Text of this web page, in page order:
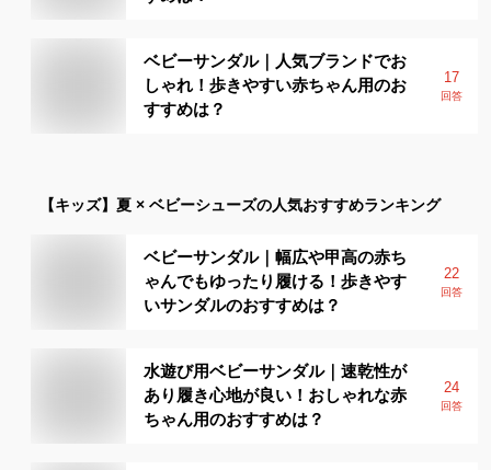
ベビーサンダル｜人気ブランドでお
しゃれ！歩きやすい赤ちゃん用のお
すすめは？
17
回答
【キッズ】 夏 × ベビーシューズの人気おすすめランキング
ベビーサンダル｜幅広や甲高の赤ち
ゃんでもゆったり履ける！歩きやす
いサンダルのおすすめは？
22
回答
水遊び用ベビーサンダル｜速乾性が
あり履き心地が良い！おしゃれな赤
ちゃん用のおすすめは？
24
回答